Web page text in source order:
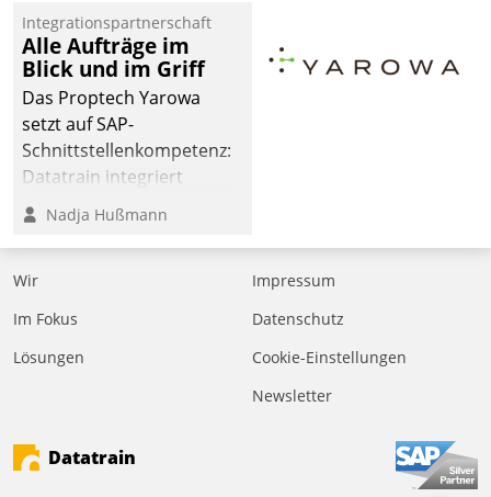
Jahresbeginn eine
Überblick, Einsicht und
Eingriff bietende Lösung.
Zur Entwicklung setzte
man auf
Cloudtechnologie,
bewährte und Startup-
agile Projektmethoden.
Integrationspartnerschaft
Alle Aufträge im
Blick und im Griff
Das Proptech Yarowa
setzt auf SAP-
Schnittstellenkompetenz:
Datatrain integriert
Yarowas Portal zur
Vergabe und Verwaltung
von Aufträgen der
operativen
Instandhaltung in die
deutscher
den Weg vom
Mieteranliegen zum
Nadja Hußmann
Wir
Im Fokus
Lösungen
Impressum
Datenschutz
Cookie-Einstellungen
Newsletter
Datatrain